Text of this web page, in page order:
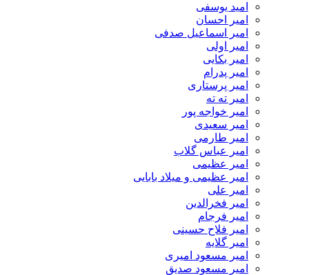
امید یوسفی
امیر احسان
امیر اسماعیل صدفی
امیر اولی
امیر بکایی
امیر پدرام
امیر پرستاری
امیر ته ته
امیر خواجه پور
امیر سعیدی
امیر طارمی
امیر عباس گلاب
امیر عظیمی
امیر عظیمی و میلاد بابایی
امیر علی
امیر فخرالدین
امیر فرجام
امیر فلاح حسینی
امیر گلایه
امیر مسعود امیری
امیر مسعود صدیق